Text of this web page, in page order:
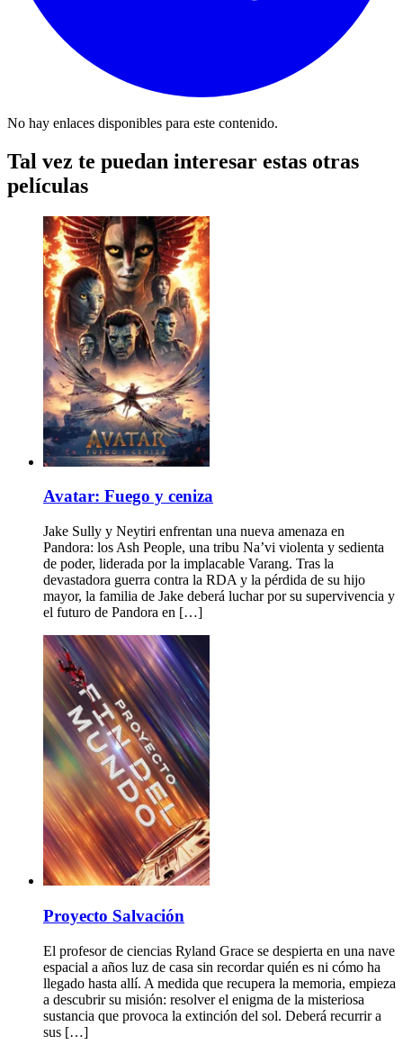
No hay enlaces disponibles para este contenido.
Tal vez te puedan interesar estas otras
películas
Avatar: Fuego y ceniza
Jake Sully y Neytiri enfrentan una nueva amenaza en
Pandora: los Ash People, una tribu Na’vi violenta y sedienta
de poder, liderada por la implacable Varang. Tras la
devastadora guerra contra la RDA y la pérdida de su hijo
mayor, la familia de Jake deberá luchar por su supervivencia y
el futuro de Pandora en […]
Proyecto Salvación
El profesor de ciencias Ryland Grace se despierta en una nave
espacial a años luz de casa sin recordar quién es ni cómo ha
llegado hasta allí. A medida que recupera la memoria, empieza
a descubrir su misión: resolver el enigma de la misteriosa
sustancia que provoca la extinción del sol. Deberá recurrir a
sus […]